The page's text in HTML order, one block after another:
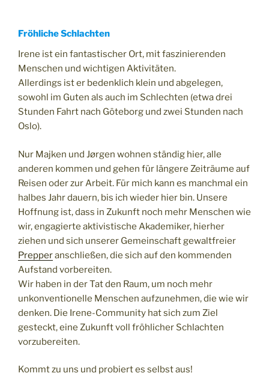
Fröhliche Schlachten
Irene ist ein fantastischer Ort, mit faszinierenden
Menschen und wichtigen Aktivitäten.
Allerdings ist er bedenklich klein und abgelegen,
sowohl im Guten als auch im Schlechten (etwa drei
Stunden Fahrt nach Göteborg und zwei Stunden nach
Oslo).
Nur Majken und Jørgen wohnen ständig hier, alle
anderen kommen und gehen für längere Zeiträume auf
Reisen oder zur Arbeit. Für mich kann es manchmal ein
halbes Jahr dauern, bis ich wieder hier bin. Unsere
Hoffnung ist, dass in Zukunft noch mehr Menschen wie
wir, engagierte aktivistische Akademiker, hierher
ziehen und sich unserer Gemeinschaft gewaltfreier
Prepperanschließen, die sich auf den kommenden
Aufstand vorbereiten.
Wir haben in der Tat den Raum, um noch mehr
unkonventionelle Menschen aufzunehmen, die wie wir
denken. Die Irene-Community hat sich zum Ziel
gesteckt, eine Zukunft voll fröhlicher Schlachten
vorzubereiten.
Kommt zu uns und probiert es selbst aus!